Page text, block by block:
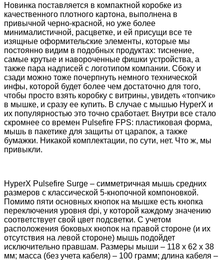
Новинка поставляется в компактной коробке из
качественного плотного картона, выполнена в
привычной черно-красной, но уже более
минималистичной, расцветке, и ей присущи все те
изящные оформительские элементы, которые мы
постоянно видим в подобных продуктах: тиснение,
самые крутые и навороченные фишки устройства, а
также пара надписей с логотипом компании. Сбоку и
сзади можно тоже почерпнуть немного технической
инфы, которой будет более чем достаточно для того,
чтобы просто взять коробку с витрины, увидеть «топчик»
в мышке, и сразу ее купить. В случае с мышью HyperX и
их популярностью это точно сработает. Внутри все стало
скромнее со времен Pulsefire FPS: пластиковая форма,
мышь в пакетике для защиты от царапок, а также
бумажки. Никакой комплектации, по сути, нет. Что ж, мы
привыкли.
HyperX Pulsefire Surge – симметричная мышь средних
размеров с классической 5-кнопочной компоновкой.
Помимо пяти основных кнопок на мышке есть кнопка
переключения уровня dpi, у которой каждому значению
соответствует свой цвет подсветки. С учетом
расположения боковых кнопок на правой стороне (и их
отсутствия на левой стороне) мышь подойдет
исключительно правшам. Размеры мыши – 118 x 62 x 38
мм; масса (без учета кабеля) – 100 грамм; длина кабеля –